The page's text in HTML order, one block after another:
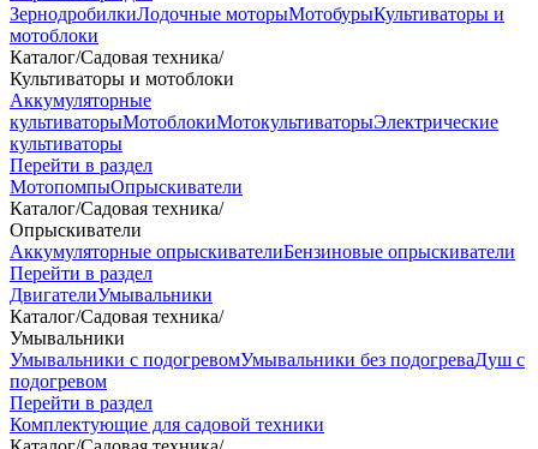
ЗернодробилкиЛодочные моторыМотобурыКультиваторы и
мотоблоки
Каталог/Садовая техника/
Культиваторы и мотоблоки
Аккумуляторные
культиваторыМотоблокиМотокультиваторыЭлектрические
культиваторы
Перейти в раздел
МотопомпыОпрыскиватели
Каталог/Садовая техника/
Опрыскиватели
Аккумуляторные опрыскивателиБензиновые опрыскиватели
Перейти в раздел
ДвигателиУмывальники
Каталог/Садовая техника/
Умывальники
Умывальники с подогревомУмывальники без подогреваДуш с
подогревом
Перейти в раздел
Комплектующие для садовой техники